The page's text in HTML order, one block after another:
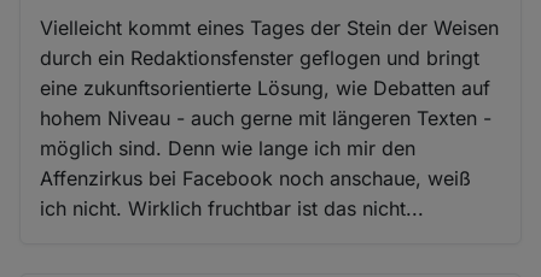
Vielleicht kommt eines Tages der Stein der Weisen
durch ein Redaktionsfenster geflogen und bringt
eine zukunftsorientierte Lösung, wie Debatten auf
hohem Niveau - auch gerne mit längeren Texten -
möglich sind. Denn wie lange ich mir den
Affenzirkus bei Facebook noch anschaue, weiß
ich nicht. Wirklich fruchtbar ist das nicht...